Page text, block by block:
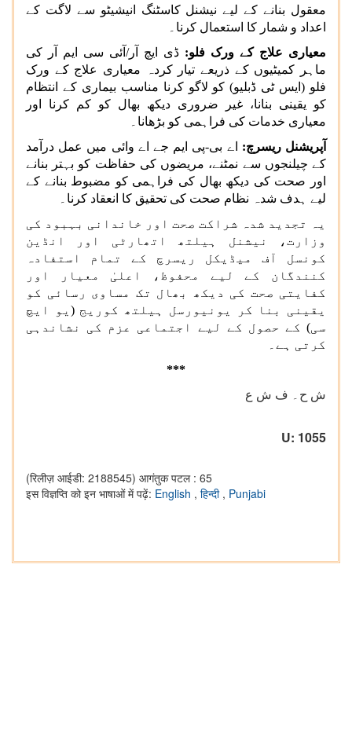
معقول بنانے کے لیے نیشنل کاسٹنگ انیشیٹو سے لاگت کے
اعداد و شمار کا استعمال کرنا۔
معیاری علاج کے ورک فلو: ڈی ایچ آر/ آئی سی ایم آر کی
ماہر کمیٹیوں کے ذریعے تیار کردہ معیاری علاج کے ورک
فلو (ایس ٹی ڈبلیو) کو لاگو کرنا مناسب بیماری کے انتظام
کو یقینی بنانا، غیر ضروری دیکھ بھال کو کم کرنا اور
معیاری خدمات کی فراہمی کو بڑھانا۔
آپریشنل ریسرچ: اے بی-پی ایم جے اے وائی میں عمل درآمد
کے چیلنجوں سے نمٹنے، مریضوں کی حفاظت کو بہتر بنانے
اور صحت کی دیکھ بھال کی فراہمی کو مضبوط بنانے کے
لیے ہدف شدہ نظام صحت کی تحقیق کا انعقاد کرنا۔
یہ تجدید شدہ شراکت صحت اور خاندانی بہبود کی
وزارت، نیشنل ہیلتھ اتھارٹی اور انڈین
کونسل آف میڈیکل ریسرچ کے تمام استفادہ
کنندگان کے لیے محفوظ، اعلیٰ معیار اور
کفایتی صحت کی دیکھ بھال تک مساوی رسائی کو
یقینی بنا کر یونیورسل ہیلتھ کوریج (یو ایچ
سی) کے حصول کے لیے اجتماعی عزم کی نشاندہی
کرتی ہے۔
***
ش ح۔ ف ش ع
U: 1055
(रिलीज़ आईडी: 2188545) आगंतुक पटल : 65
इस विज्ञप्ति को इन भाषाओं में पढ़ें: English , हिन्दी , Punjabi